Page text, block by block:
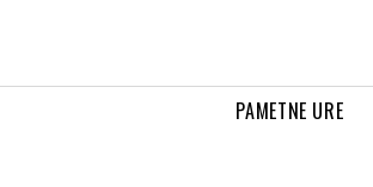
PAMETNE URE